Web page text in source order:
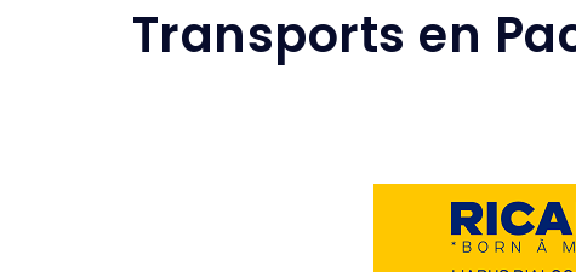
Transports en